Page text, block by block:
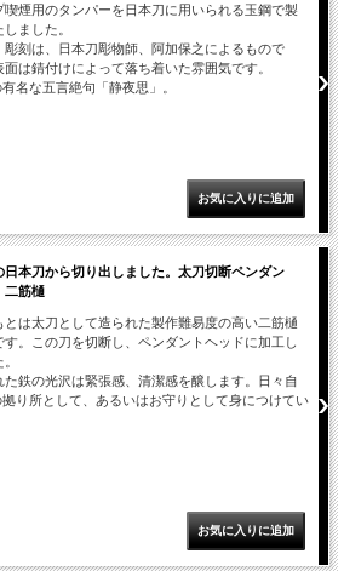
喫煙用のタンパーを日本刀に用いられる玉鋼で製
ました。
彫刻は、日本刀彫物師、阿加保之によるもので
面は錆付けによって落ち着いた雰囲気です。
名な五言絶句「静夜思」。
日本刀から切り出しました。太刀切断ペンダン
筋樋
とは太刀として造られた製作難易度の高い二筋樋
す。この刀を切断し、ペンダントヘッドに加工し
た鉄の光沢は緊張感、清潔感を醸します。日々自
り所として、あるいはお守りとして身につけてい